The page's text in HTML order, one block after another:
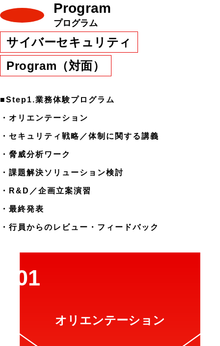
Program
プログラム
サイバーセキュリティ
Program（対面）
■Step1.業務体験プログラム
・オリエンテーション
・セキュリティ戦略／体制に関する講義
・脅威分析ワーク
・課題解決ソリューション検討
・R&D／企画立案演習
・最終発表
・行員からのレビュー・フィードバック
オリエンテーション